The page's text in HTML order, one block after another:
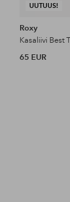
UUTUUS!
Roxy
Kasaliivi Best
65 EUR